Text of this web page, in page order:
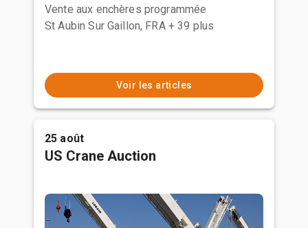
Vente aux enchères programmée
St Aubin Sur Gaillon, FRA + 39 plus
Voir les articles
25 août
US Crane Auction